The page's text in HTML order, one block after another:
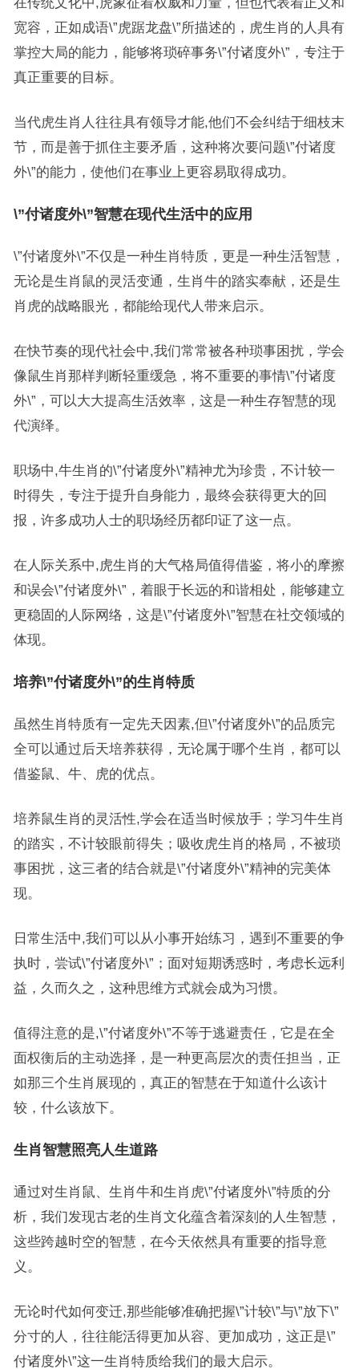
宽容，正如成语\”虎踞龙盘\”所描述的，虎生肖的人具有
掌控大局的能力，能够将琐碎事务\”付诸度外\”，专注于
真正重要的目标。
当代虎生肖人往往具有领导才能,他们不会纠结于细枝末
节，而是善于抓住主要矛盾，这种将次要问题\”付诸度
外\”的能力，使他们在事业上更容易取得成功。
\”付诸度外\”智慧在现代生活中的应用
\”付诸度外\”不仅是一种生肖特质，更是一种生活智慧，
无论是生肖鼠的灵活变通，生肖牛的踏实奉献，还是生
肖虎的战略眼光，都能给现代人带来启示。
在快节奏的现代社会中,我们常常被各种琐事困扰，学会
像鼠生肖那样判断轻重缓急，将不重要的事情\”付诸度
外\”，可以大大提高生活效率，这是一种生存智慧的现
代演绎。
职场中,牛生肖的\”付诸度外\”精神尤为珍贵，不计较一
时得失，专注于提升自身能力，最终会获得更大的回
报，许多成功人士的职场经历都印证了这一点。
在人际关系中,虎生肖的大气格局值得借鉴，将小的摩擦
和误会\”付诸度外\”，着眼于长远的和谐相处，能够建立
更稳固的人际网络，这是\”付诸度外\”智慧在社交领域的
体现。
培养\”付诸度外\”的生肖特质
虽然生肖特质有一定先天因素,但\”付诸度外\”的品质完
全可以通过后天培养获得，无论属于哪个生肖，都可以
借鉴鼠、牛、虎的优点。
培养鼠生肖的灵活性,学会在适当时候放手；学习牛生肖
的踏实，不计较眼前得失；吸收虎生肖的格局，不被琐
事困扰，这三者的结合就是\”付诸度外\”精神的完美体
现。
日常生活中,我们可以从小事开始练习，遇到不重要的争
执时，尝试\”付诸度外\”；面对短期诱惑时，考虑长远利
益，久而久之，这种思维方式就会成为习惯。
值得注意的是,\”付诸度外\”不等于逃避责任，它是在全
面权衡后的主动选择，是一种更高层次的责任担当，正
如那三个生肖展现的，真正的智慧在于知道什么该计
较，什么该放下。
生肖智慧照亮人生道路
通过对生肖鼠、生肖牛和生肖虎\”付诸度外\”特质的分
析，我们发现古老的生肖文化蕴含着深刻的人生智慧，
这些跨越时空的智慧，在今天依然具有重要的指导意
义。
无论时代如何变迁,那些能够准确把握\”计较\”与\”放下\”
分寸的人，往往能活得更加从容、更加成功，这正是\”
付诸度外\”这一生肖特质给我们的最大启示。